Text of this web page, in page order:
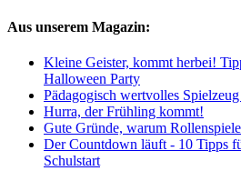
Aus unserem Magazin:
Kleine Geister, kommt herbei!
Halloween Party
Pädagogisch wertvolles
Hurra, der Frühling kommt!
Gute Gründe, warum
Der Countdown läuft - 10 Tipps
Schulstart